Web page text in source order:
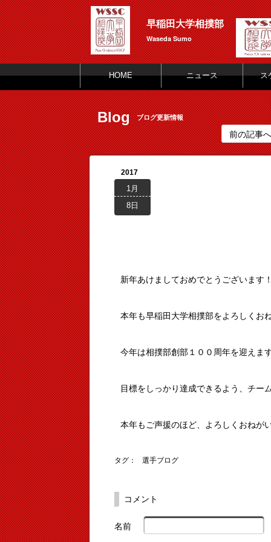
早稲田大学相撲部
Waseda Sumo
HOME ニュース ス
Blog ブログ更新情報
前の記事へ
2017
1月
8日
新年あけましておめでとうございます
本年も早稲田大学相撲部をよろしくお
今年は相撲部創部１００周年を迎えま
目標をしっかり達成できるよう、チー
本年もご声援のほど、よろしくおねが
タグ： 選手ブログ
コメント
名前